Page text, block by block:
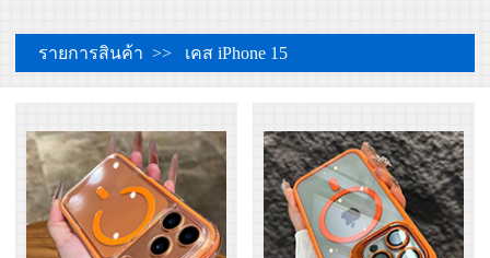
รายการสินค้า >> เคส iPhone 15